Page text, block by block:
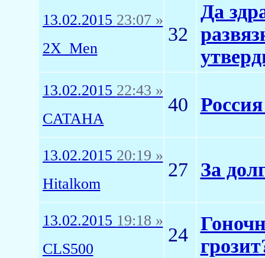
13.02.2015 23:07 »
2X_Men
32
Да
13.02.2015 22:43 »
CATAHA
40
13.02.2015 20:19 »
Hitalkom
27 За
13.02.2015 19:18 »
CLS500
24